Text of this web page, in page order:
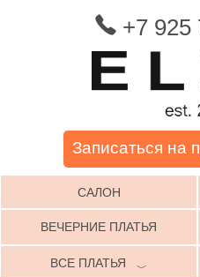
+7 925
Записаться на
САЛОН
ВЕЧЕРНИЕ ПЛАТЬЯ
ВСЕ ПЛАТЬЯ ﹀